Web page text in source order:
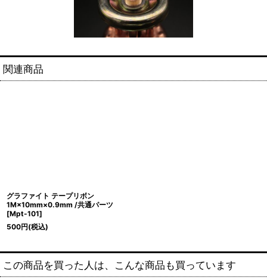
関連商品
グラファイト テープリボン
1M×10mm×0.9mm /共通パーツ
[Mpt-101]
500円(税込)
この商品を買った人は、こんな商品も買っています